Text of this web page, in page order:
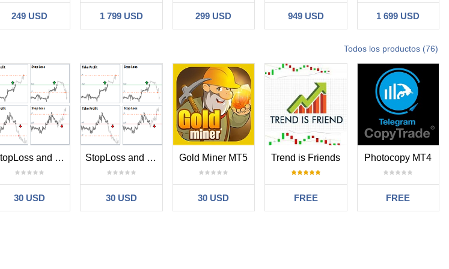
249 USD 1 799 USD 299 USD 949 USD 1 699 USD
Todos los productos (76)
StopLoss and TakeProfit Utility MT4
30 USD
StopLoss and TakeProfit Utility MT5
30 USD
Gold Miner MT5
30 USD
Trend is Friends
FREE
Photocopy MT4
FREE